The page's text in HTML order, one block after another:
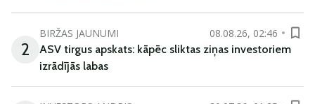
2
BIRŽAS JAUNUMI
08.08.26, 02:46
ASV tirgus apskats: kāpēc sliktas ziņas investoriem
izrādījās labas